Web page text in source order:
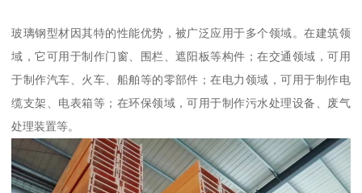
玻璃钢型材因其特的性能优势，被广泛应用于多个领域。在建筑领
域，它可用于制作门窗、围栏、遮阳板等构件；在交通领域，可用
于制作汽车、火车、船舶等的零部件；在电力领域，可用于制作电
缆支架、电表箱等；在环保领域，可用于制作污水处理设备、废气
处理装置等。